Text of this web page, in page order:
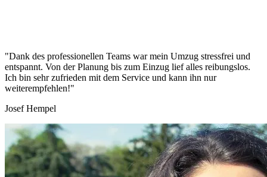
"Dank des professionellen Teams war mein Umzug stressfrei und
entspannt. Von der Planung bis zum Einzug lief alles reibungslos.
Ich bin sehr zufrieden mit dem Service und kann ihn nur
weiterempfehlen!"
Josef Hempel